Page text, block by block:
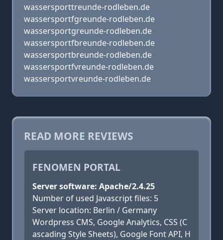
wassersporttreunde-rodleben.de
wassersportfgreunde-rodleben.de
wassersportgreunde-rodleben.de
wassersportfbreunde-rodleben.de
wassersportbreunde-rodleben.de
wassersportfvreunde-rodleben.de
wassersportvreunde-rodleben.de
READ MORE REVIEWS
FENOMEN PORTAL
Server software: Apache/2.4.25
Number of used Javascript files: 5
Server location: Berlin / Germany
Wordpress CMS, Google Analytics, CSS (C
ascading Style Sheets), Google Font API, H